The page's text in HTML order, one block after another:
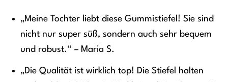
„Meine Tochter liebt diese Gummistiefel! Sie sind
nicht nur super süß, sondern auch sehr bequem
und robust.“ – Maria S.
„Die Qualität ist wirklich top! Die Stiefel halten